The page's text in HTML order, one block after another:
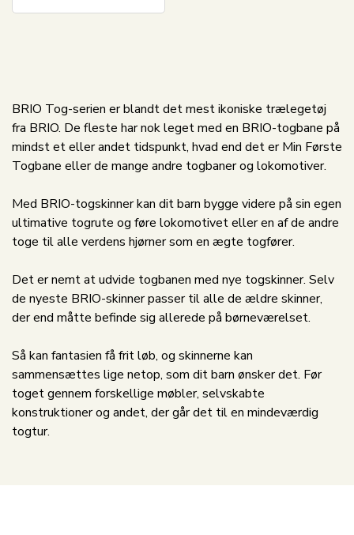
BRIO Tog-serien er blandt det mest ikoniske trælegetøj
fra BRIO. De fleste har nok leget med en BRIO-togbane på
mindst et eller andet tidspunkt, hvad end det er Min Første
Togbane eller de mange andre togbaner og lokomotiver.
Med BRIO-togskinner kan dit barn bygge videre på sin egen
ultimative togrute og føre lokomotivet eller en af de andre
toge til alle verdens hjørner som en ægte togfører.
Det er nemt at udvide togbanen med nye togskinner. Selv
de nyeste BRIO-skinner passer til alle de ældre skinner,
der end måtte befinde sig allerede på børneværelset.
Så kan fantasien få frit løb, og skinnerne kan
sammensættes lige netop, som dit barn ønsker det. Før
toget gennem forskellige møbler, selvskabte
konstruktioner og andet, der går det til en mindeværdig
togtur.